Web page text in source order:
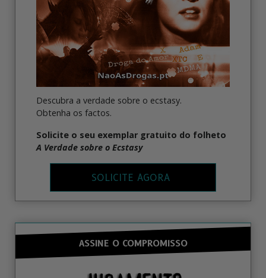
Descubra a verdade sobre o ecstasy.
Obtenha os factos.
Solicite o seu exemplar gratuito do folheto
A Verdade sobre o Ecstasy
SOLICITE AGORA
ASSINE O COMPROMISSO